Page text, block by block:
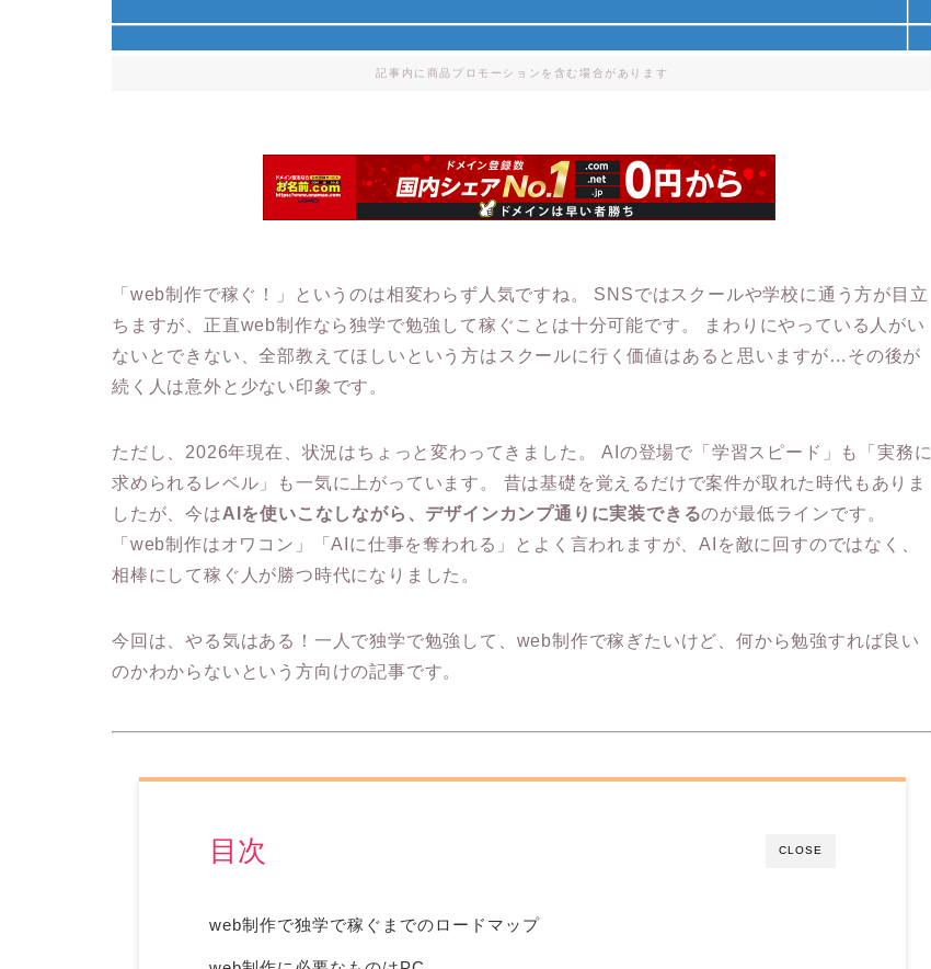
記事内に商品プロモーションを含む場合があります
「web制作で稼ぐ！」というのは相変わらず人気ですね。 SNSではスクールや学校に通う方が目立
ちますが、正直web制作なら独学で勉強して稼ぐことは十分可能です。 まわりにやっている人がい
ないとできない、全部教えてほしいという方はスクールに行く価値はあると思いますが…その後が
続く人は意外と少ない印象です。
ただし、2026年現在、状況はちょっと変わってきました。 AIの登場で「学習スピード」も「実務に
求められるレベル」も一気に上がっています。 昔は基礎を覚えるだけで案件が取れた時代もありま
したが、今はAIを使いこなしながら、デザインカンプ通りに実装できるのが最低ラインです。
「web制作はオワコン」「AIに仕事を奪われる」とよく言われますが、AIを敵に回すのではなく、
相棒にして稼ぐ人が勝つ時代になりました。
今回は、やる気はある！一人で独学で勉強して、web制作で稼ぎたいけど、何から勉強すれば良い
のかわからないという方向けの記事です。
CLOSE
目次
web制作で独学で稼ぐまでのロードマップ